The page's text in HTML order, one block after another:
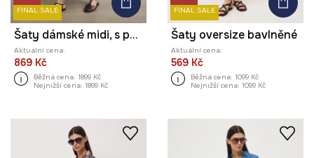
FINAL SALE
Šaty dámské midi, s páskem a vzorem
Aktuální cena:
869 Kč
Běžná cena: 1899 Kč
Nejnižší cena: 1899 Kč
FINAL SALE
Šaty oversize bavlněné
Aktuální cena:
569 Kč
Běžná cena: 1099 Kč
Nejnižší cena: 1099 Kč